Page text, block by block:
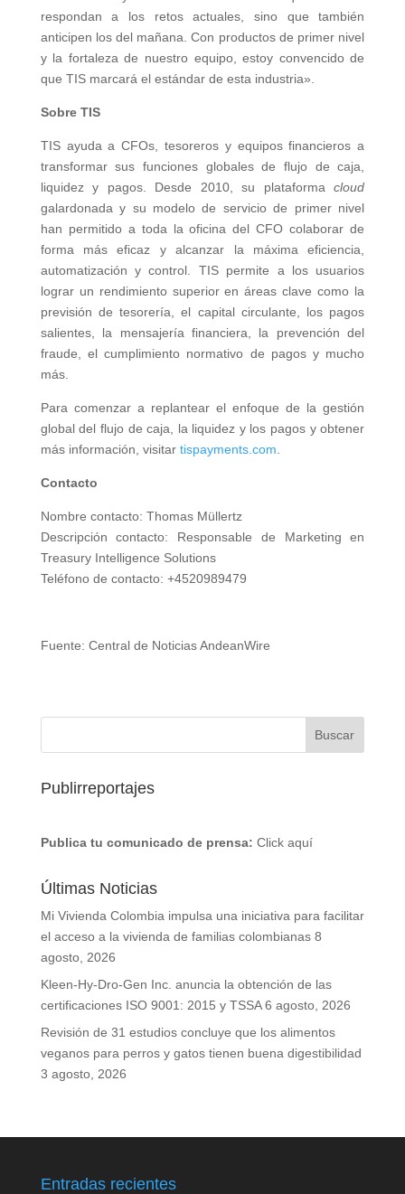
respondan a los retos actuales, sino que también
anticipen los del mañana. Con productos de primer nivel
y la fortaleza de nuestro equipo, estoy convencido de
que TIS marcará el estándar de esta industria».
Sobre TIS
TIS ayuda a CFOs, tesoreros y equipos financieros a
transformar sus funciones globales de flujo de caja,
liquidez y pagos. Desde 2010, su plataformacloud
galardonada y su modelo de servicio de primer nivel
han permitido a toda la oficina del CFO colaborar de
forma más eficaz y alcanzar la máxima eficiencia,
automatización y control. TIS permite a los usuarios
lograr un rendimiento superior en áreas clave como la
previsión de tesorería, el capital circulante, los pagos
salientes, la mensajería financiera, la prevención del
fraude, el cumplimiento normativo de pagos y mucho
más.
Para comenzar a replantear el enfoque de la gestión
global del flujo de caja, la liquidez y los pagos y obtener
más información, visitar tispayments.com
Contacto
Nombre contacto: Thomas Müllertz
Descripción contacto: Responsable de Marketing en
Treasury Intelligence Solutions
Teléfono de contacto: +4520989479
Fuente: Central de Noticias AndeanWire
Publirreportajes
Publica tu comunicado de prensa: Click aquí
Últimas Noticias
Mi Vivienda Colombia impulsa una iniciativa para facilitar
el acceso a la vivienda de familias colombianas 8
agosto, 2026
Kleen-Hy-Dro-Gen Inc. anuncia la obtención de las
certificaciones ISO 9001: 2015 y TSSA 6 agosto, 2026
Revisión de 31 estudios concluye que los alimentos
veganos para perros y gatos tienen buena digestibilidad
3 agosto, 2026
Entradas recientes